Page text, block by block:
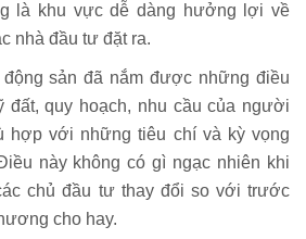
là khu vực dễ dàng hưởng lợi về
nhà đầu tư đặt ra.
sản đã nắm được những điều
đất, quy hoạch, nhu cầu của người
hợp với những tiêu chí và kỳ vọng
này không có gì ngạc nhiên khi
chủ đầu tư thay đổi so với trước
cho hay.